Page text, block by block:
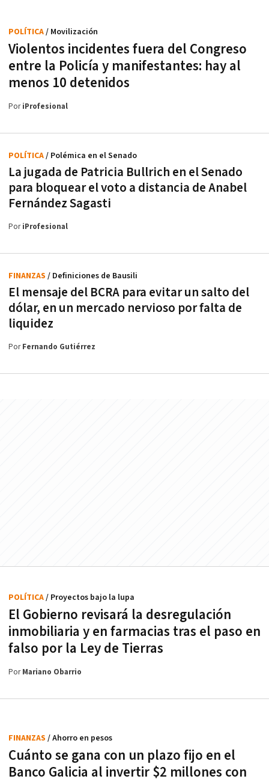
Violentos incidentes fuera del Congreso
entre la Policía y manifestantes: hay al
menos 10 detenidos
POLÍTICA/ Movilización
PoriProfesional
La jugada de Patricia Bullrich en el Senado
para bloquear el voto a distancia de Anabel
Fernández Sagasti
POLÍTICA/ Polémica en el Senado
PoriProfesional
El mensaje del BCRA para evitar un salto del
dólar, en un mercado nervioso por falta de
liquidez
FINANZAS / Definiciones de Bausili
PorFernando Gutiérrez
El Gobierno revisará la desregulación
inmobiliaria y en farmacias tras el paso en
falso por la Ley de Tierras
POLÍTICA/ Proyectos bajo la lupa
PorMariano Obarrio
Cuánto se gana con un plazo fijo en el
Banco Galicia al invertir $2 millones con
FINANZAS / Ahorro en pesos